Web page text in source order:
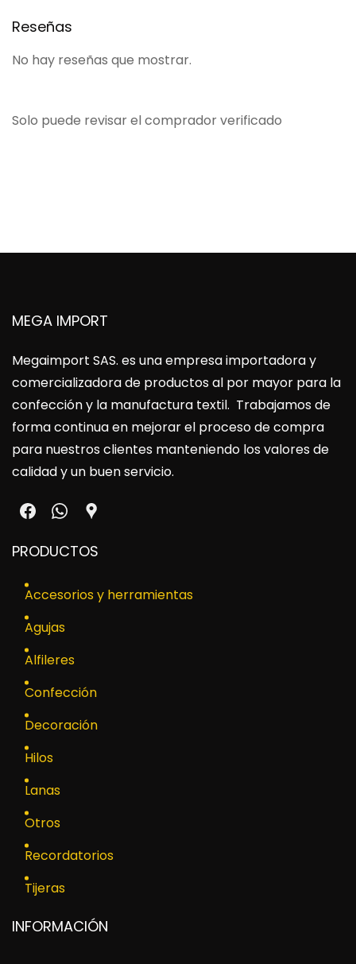
Reseñas
No hay reseñas que mostrar.
Solo puede revisar el comprador verificado
MEGA IMPORT
Megaimport SAS. es una empresa importadora y
comercializadora de productos al por mayor para la
confección y la manufactura textil. Trabajamos de
forma continua en mejorar el proceso de compra
para nuestros clientes manteniendo los valores de
calidad y un buen servicio.
PRODUCTOS
Accesorios y herramientas
Agujas
Alfileres
Confección
Decoración
Hilos
Lanas
Otros
Recordatorios
Tijeras
INFORMACIÓN